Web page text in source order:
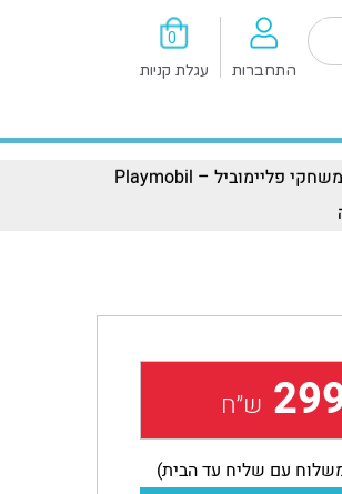
0
עגלת קניות התחברות
משחקי פליימוביל – Playmobil
ש״ח
עם שליח עד הבית)